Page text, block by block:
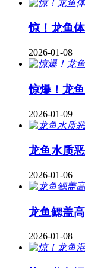
惊！龙鱼
2026-01-08
惊爆！龙
2026-01-09
龙鱼水质
2026-01-06
龙鱼鳃盖
2026-01-08